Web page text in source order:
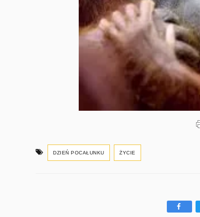
DZIEŃ POCAŁUNKU ŻYCIE